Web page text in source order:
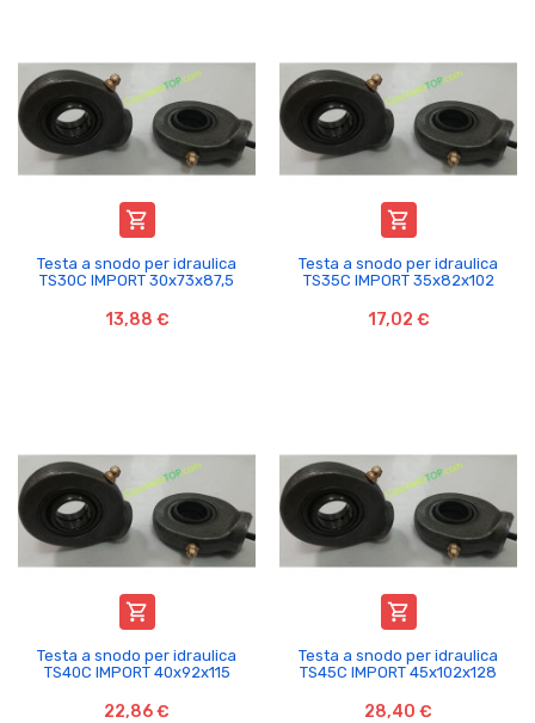

Testa a snodo per idraulica
TS30C IMPORT 30x73x87,5
13,88 €

Testa a snodo per idraulica
TS35C IMPORT 35x82x102
17,02 €

Testa a snodo per idraulica
TS40C IMPORT 40x92x115
22,86 €

Testa a snodo per idraulica
TS45C IMPORT 45x102x128
28,40 €